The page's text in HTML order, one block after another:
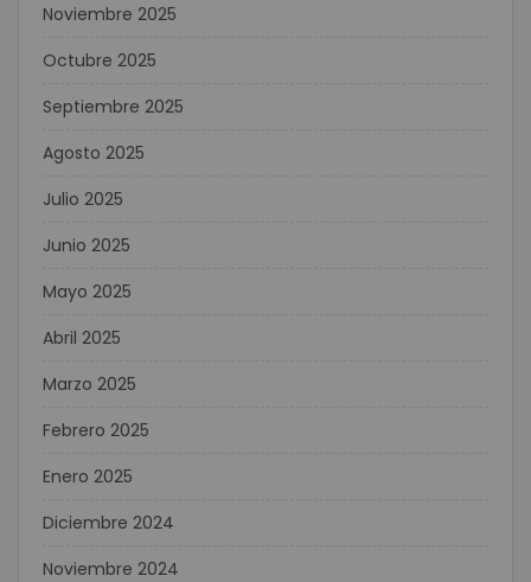
Noviembre 2025
Octubre 2025
Septiembre 2025
Agosto 2025
Julio 2025
Junio 2025
Mayo 2025
Abril 2025
Marzo 2025
Febrero 2025
Enero 2025
Diciembre 2024
Noviembre 2024